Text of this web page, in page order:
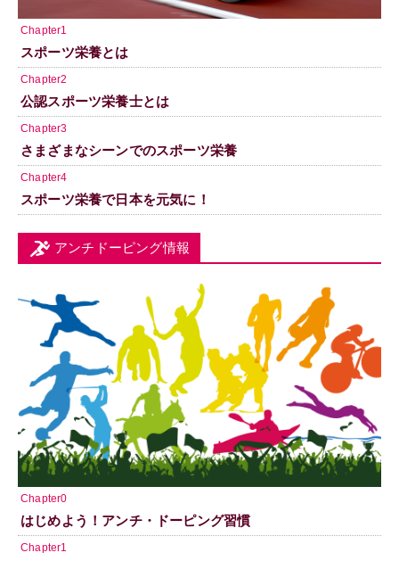
Chapter1
スポーツ栄養とは
Chapter2
公認スポーツ栄養士とは
Chapter3
さまざまなシーンでのスポーツ栄養
Chapter4
スポーツ栄養で日本を元気に！
アンチドーピング情報
Chapter0
はじめよう！アンチ・ドーピング習慣
Chapter1